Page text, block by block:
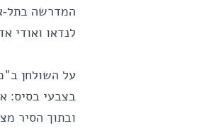
המדרשה בתל-
לנדאו ואודי
על השולחן
בצבעי בסיס:
ובתוך הסיר